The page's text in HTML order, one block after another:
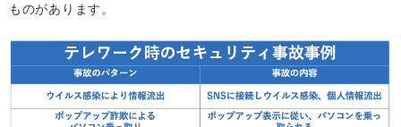
ものがあります。